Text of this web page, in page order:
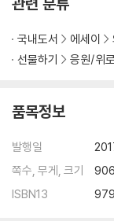
국내도서 에세이
선물하기
응원/위로
품목정보
발행일
쪽수, 무게, 크기
ISBN13